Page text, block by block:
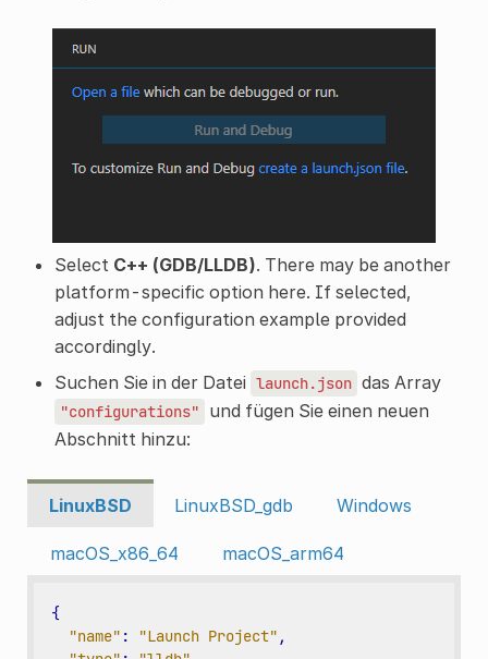
Select C++ (GDB/LLDB). There may be another
platform-specific option here. If selected,
adjust the configuration example provided
accordingly.
Suchen Sie in der Datei launch.json das Array
"configurations"
und fügen Sie einen neuen
Abschnitt hinzu:
LinuxBSD LinuxBSD_gdb Windows
macOS_x86_64 macOS_arm64
{
"name" : "Launch Project" ,